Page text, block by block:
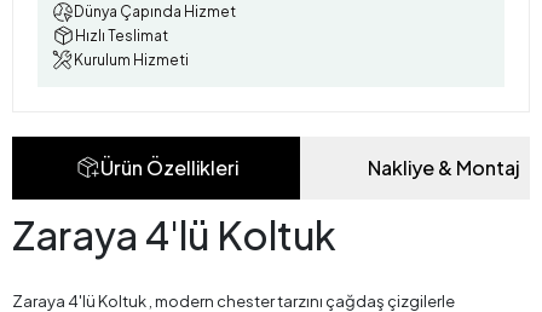
Dünya Çapında Hizmet
Hızlı Teslimat
Kurulum Hizmeti
Ürün Özellikleri Nakliye & Montaj
Zaraya 4'lü Koltuk
Zaraya 4'lü Koltuk , modern chester tarzını çağdaş çizgilerle